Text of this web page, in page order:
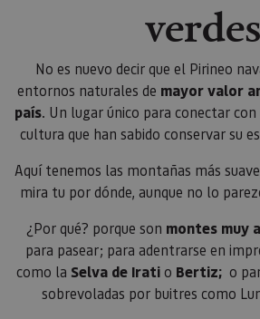
verdes
No es nuevo decir que el Pirineo
entornos naturales de mayor valor
país. Un lugar único para conectar
cultura que han sabido conservar su
Aquí tenemos las montañas más
mira tu por dónde, aunque no lo
¿Por qué? porque son montes muy
para pasear; para adentrarse en
como la Selva de Iratio Bertiz; o
sobrevoladas por buitres como